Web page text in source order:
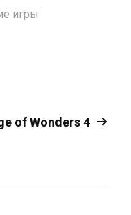
игры
of Wonders 4